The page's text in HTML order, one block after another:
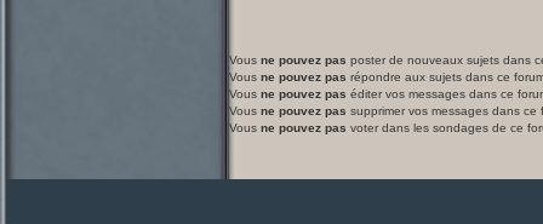
Vous ne pouvez pas poster de nouveaux sujets dans
Vous ne pouvez pas répondre aux sujets dans ce
Vous ne pouvez pas éditer vos messages dans ce
Vous ne pouvez pas supprimer vos messages dans ce
Vous ne pouvez pas voter dans les sondages de ce